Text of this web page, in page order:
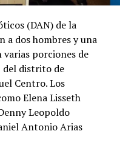
ha
sin ser
(DAN) de la
a dos hombres y una
varias porciones de
del distrito de
Centro. Los
Elena Lisseth
Leopoldo
Antonio Arias